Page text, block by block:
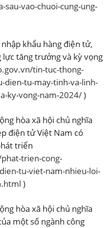
sau-vao-chuoi-cung-ung-
khẩu hàng điện tử,
tăng trưởng và kỳ vọng
tin-tuc-thong-
dien-tu-may-tinh-va-linh-
ky-vong-nam-2024/)
hòa xã hội chủ nghĩa
điện tử Việt Nam có
triển
trien-cong-
tu-viet-nam-nhieu-loi-
)
hòa xã hội chủ nghĩa
một số ngành công